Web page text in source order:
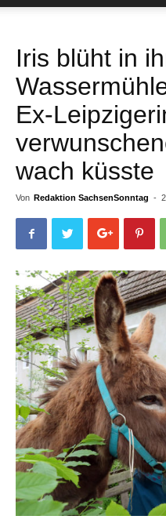
Iris blüht in
Ex-
wach küsste
Von Redaktion SachsenSonntag -